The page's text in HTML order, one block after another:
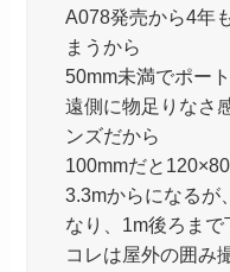
A078発売から4年
まうから
50mm未満でポー
遠側に物足りなさ
ンズだから
100mmだと
3.3mからになるが
なり、1m後ろまで
コレは屋外の囲み